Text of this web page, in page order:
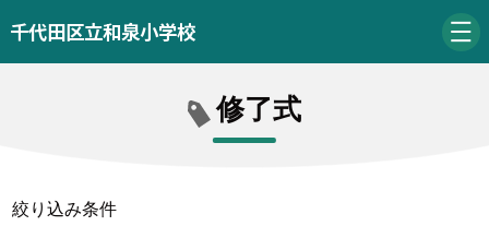
千代田区立和泉小学校
修了式
絞り込み条件